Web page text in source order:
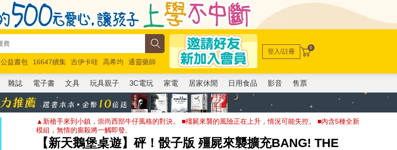
公益書包 16647續集 吉伊卡哇 高希均
通靈藥師
馬斯克 玩具總動員5 超慢跑
登入/註冊 0
雜誌 電子書 文具 玩具親子 3C電玩 家電 居家休閒 日用食品 影音 售票
▲新槍手來到小鎮，崇尚西部牛仔風格的對決。 ■殭屍來襲的風險正在上升，情況可能失控。 ■內含5種全新
模組，無情的廝殺將一觸即發。
【新天鵝堡桌遊】砰！骰子版 殭屍來襲擴充BANG! THE